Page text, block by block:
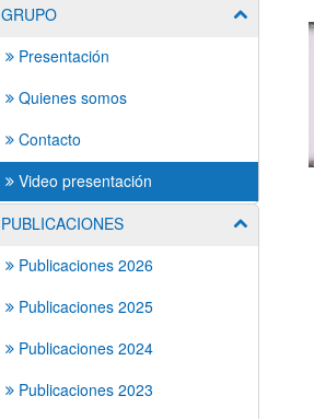
GRUPO Mostrar/
Presentación
Quienes somos
Contacto
Video presentación
PUBLICACIONES
Mostrar/
Publicaciones 2026
Publicaciones 2025
Publicaciones 2024
Publicaciones 2023